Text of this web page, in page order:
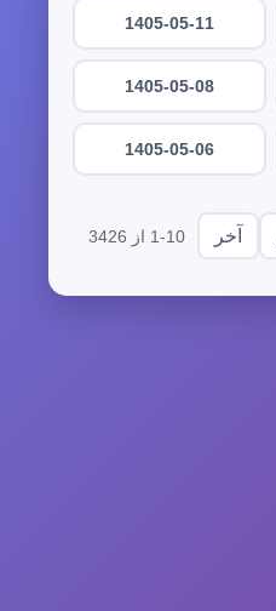
1405-05-11
1405-05-08
1405-05-06
آخر 1-10 از 3426